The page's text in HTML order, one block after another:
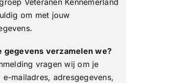
om met jouw
gegevens verzamelen we?
vragen wij om je
e-mailadres, adresgegevens,